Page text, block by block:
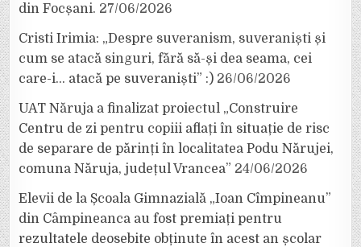
din Focșani. 27/06/2026
Cristi Irimia: „Despre suveranism, suveraniști și
cum se atacă singuri, fără să-și dea seama, cei
care-i… atacă pe suveraniști” :) 26/06/2026
UAT Năruja a finalizat proiectul „Construire
Centru de zi pentru copiii aflați în situație de risc
de separare de părinți în localitatea Podu Nărujei,
comuna Năruja, județul Vrancea” 24/06/2026
Elevii de la Școala Gimnazială „Ioan Cîmpineanu”
din Câmpineanca au fost premiați pentru
rezultatele deosebite obținute în acest an școlar